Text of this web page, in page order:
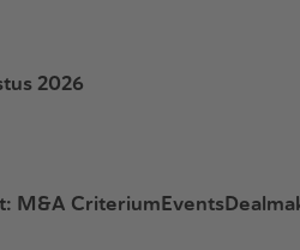
2026
M&A CriteriumEvents